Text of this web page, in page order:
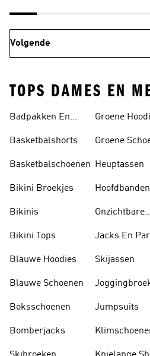
Volgende
TOPS DAMES EN
Badpakken En
Basketbalshorts
Basketbalschoenen
Bikini Broekjes
Bikinis
Bikini Tops
Blauwe Hoodies
Blauwe Schoenen
Boksschoenen
Bomberjacks
Groene
Groene
Heuptassen
Onzichtbare
Jacks En
Skijassen
Jumpsuits